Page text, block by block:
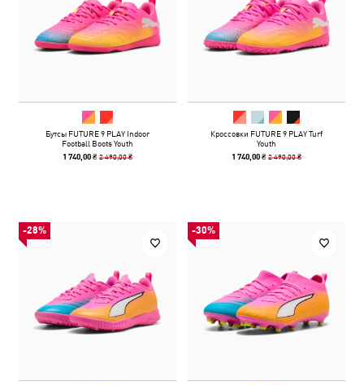
Бутсы FUTURE 9 PLAY Indoor
Football Boots Youth
1 740,00 ₴2 490,00 ₴
Кроссовки FUTURE 9 PLAY Turf
Youth
1 740,00 ₴2 490,00 ₴
-28% -30%